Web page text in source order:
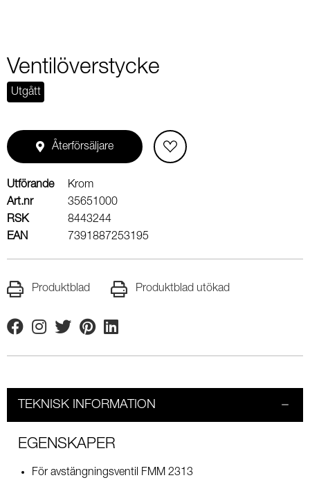
Ventilöverstycke
Utgått
Återförsäljare
Utförande
Krom
Art.nr
35651000
RSK
8443244
EAN
7391887253195
Produktblad Produktblad utökad
FacebookInstagram
TwitterPinterestLinkedin
TEKNISK INFORMATION
EGENSKAPER
För avstängningsventil FMM 2313